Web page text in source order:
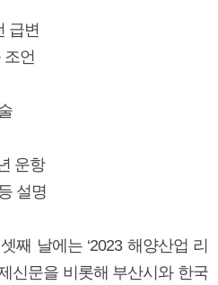
급변
조언
운항
설명
째 날에는 ‘2023 해양산업 리
신문을 비롯해 부산시와 한국